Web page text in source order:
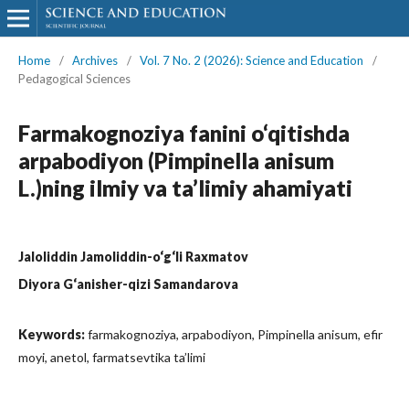
Home / Archives / Vol. 7 No. 2 (2026): Science and Education
/
Pedagogical Sciences
Farmakognoziya fanini o‘qitishda
arpabodiyon (Pimpinella anisum
L.)ning ilmiy va ta’limiy ahamiyati
Jaloliddin Jamoliddin-o‘g‘li Raxmatov
Diyora G‘anisher-qizi Samandarova
Keywords:farmakognoziya, arpabodiyon, Pimpinella anisum, efir
moyi, anetol, farmatsevtika ta’limi